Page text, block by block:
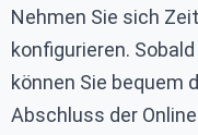
Nehmen Sie sich
konfigurieren.
können Sie bequem
Abschluss der